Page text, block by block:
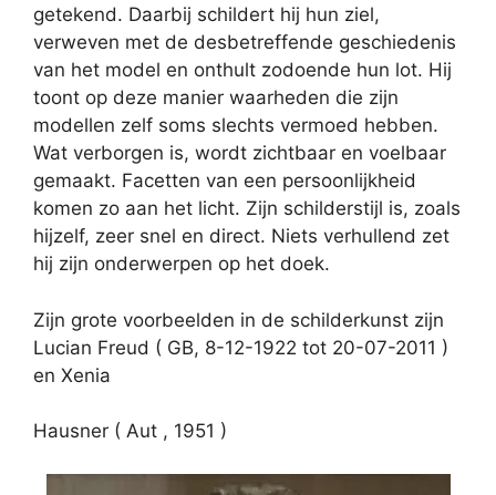
getekend. Daarbij schildert hij hun ziel,
verweven met de desbetreffende geschiedenis
van het model en onthult zodoende hun lot. Hij
toont op deze manier waarheden die zijn
modellen zelf soms slechts vermoed hebben.
Wat verborgen is, wordt zichtbaar en voelbaar
gemaakt. Facetten van een persoonlijkheid
komen zo aan het licht. Zijn schilderstijl is, zoals
hijzelf, zeer snel en direct. Niets verhullend zet
hij zijn onderwerpen op het doek.
Zijn grote voorbeelden in de schilderkunst zijn
Lucian Freud ( GB, 8-12-1922 tot 20-07-2011 )
en Xenia
Hausner ( Aut , 1951 )